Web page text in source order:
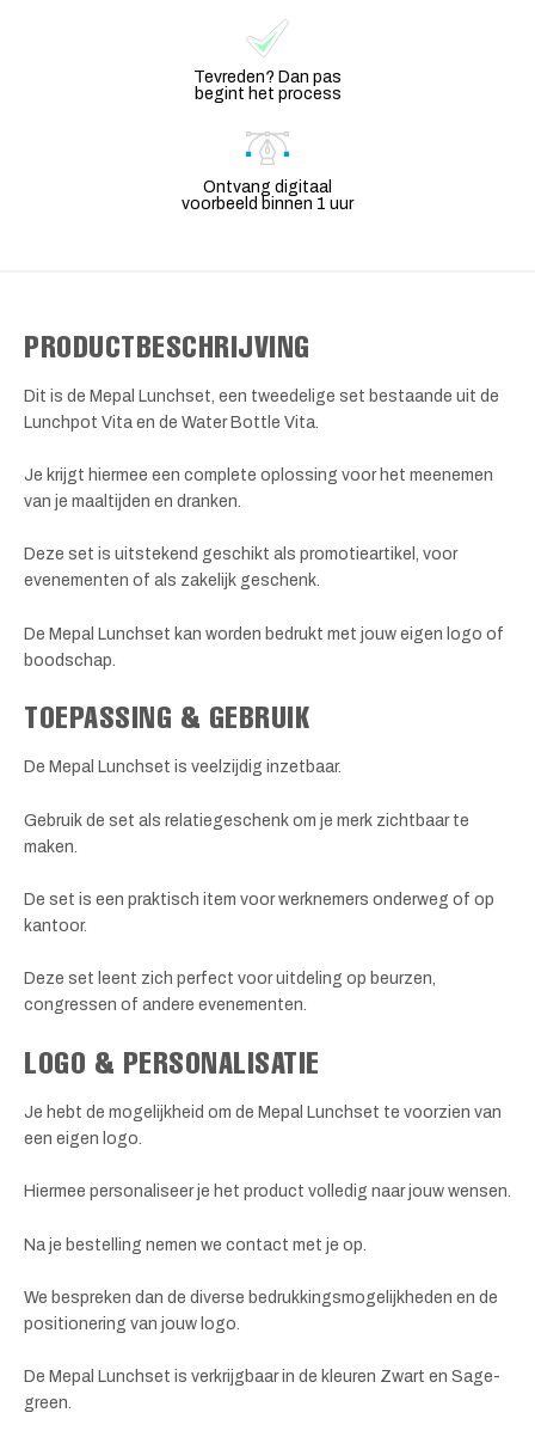
Tevreden? Dan pas
begint het process
Ontvang digitaal
voorbeeld binnen 1 uur
PRODUCTBESCHRIJVING
Dit is de Mepal Lunchset, een tweedelige set bestaande uit de
Lunchpot Vita en de Water Bottle Vita.
Je krijgt hiermee een complete oplossing voor het meenemen
van je maaltijden en dranken.
Deze set is uitstekend geschikt als promotieartikel, voor
evenementen of als zakelijk geschenk.
De Mepal Lunchset kan worden bedrukt met jouw eigen logo of
boodschap.
TOEPASSING & GEBRUIK
De Mepal Lunchset is veelzijdig inzetbaar.
Gebruik de set als relatiegeschenk om je merk zichtbaar te
maken.
De set is een praktisch item voor werknemers onderweg of op
kantoor.
Deze set leent zich perfect voor uitdeling op beurzen,
congressen of andere evenementen.
LOGO & PERSONALISATIE
Je hebt de mogelijkheid om de Mepal Lunchset te voorzien van
een eigen logo.
Hiermee personaliseer je het product volledig naar jouw wensen.
Na je bestelling nemen we contact met je op.
We bespreken dan de diverse bedrukkingsmogelijkheden en de
positionering van jouw logo.
De Mepal Lunchset is verkrijgbaar in de kleuren Zwart en Sage-
green.